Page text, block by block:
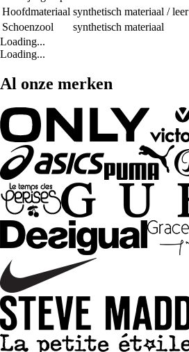
Hoofdmateriaal synthetisch materiaal / leer
Schoenzool
synthetisch materiaal
Loading...
Loading...
Al onze merken